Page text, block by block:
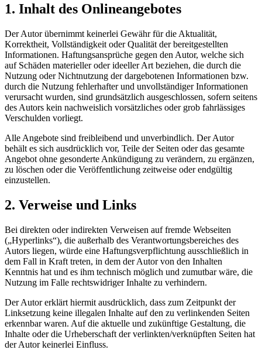
1. Inhalt des Onlineangebotes
Der Autor übernimmt keinerlei Gewähr für die Aktualität,
Korrektheit, Vollständigkeit oder Qualität der bereitgestellten
Informationen. Haftungsansprüche gegen den Autor, welche sich
auf Schäden materieller oder ideeller Art beziehen, die durch die
Nutzung oder Nichtnutzung der dargebotenen Informationen bzw.
durch die Nutzung fehlerhafter und unvollständiger Informationen
verursacht wurden, sind grundsätzlich ausgeschlossen, sofern seitens
des Autors kein nachweislich vorsätzliches oder grob fahrlässiges
Verschulden vorliegt.
Alle Angebote sind freibleibend und unverbindlich. Der Autor
behält es sich ausdrücklich vor, Teile der Seiten oder das gesamte
Angebot ohne gesonderte Ankündigung zu verändern, zu ergänzen,
zu löschen oder die Veröffentlichung zeitweise oder endgültig
einzustellen.
2. Verweise und Links
Bei direkten oder indirekten Verweisen auf fremde Webseiten
(„Hyperlinks“), die außerhalb des Verantwortungsbereiches des
Autors liegen, würde eine Haftungsverpflichtung ausschließlich in
dem Fall in Kraft treten, in dem der Autor von den Inhalten
Kenntnis hat und es ihm technisch möglich und zumutbar wäre, die
Nutzung im Falle rechtswidriger Inhalte zu verhindern.
Der Autor erklärt hiermit ausdrücklich, dass zum Zeitpunkt der
Linksetzung keine illegalen Inhalte auf den zu verlinkenden Seiten
erkennbar waren. Auf die aktuelle und zukünftige Gestaltung, die
Inhalte oder die Urheberschaft der verlinkten/verknüpften Seiten hat
der Autor keinerlei Einfluss.